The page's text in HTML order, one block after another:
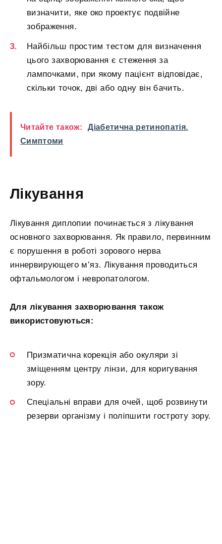
визначити, яке око проектує подвійне
зображення.
Найбільш простим тестом для визначення
цього захворювання є стеження за
лампочками, при якому пацієнт відповідає,
скільки точок, дві або одну він бачить.
Читайте також:
Діабетична ретинопатія.
Симптоми
Лікування
Лікування диплопии починається з лікування
основного захворювання. Як правило, первинним
є порушення в роботі зорового нерва
иннервирующего м’яз. Лікування проводиться
офтальмологом і невропатологом.
Для лікування захворювання також
використовуються:
Призматична корекція або окуляри зі
зміщенням центру лінзи, для коригування
зору.
Спеціальні вправи для очей, щоб розвинути
резерви організму і поліпшити гостроту зору.